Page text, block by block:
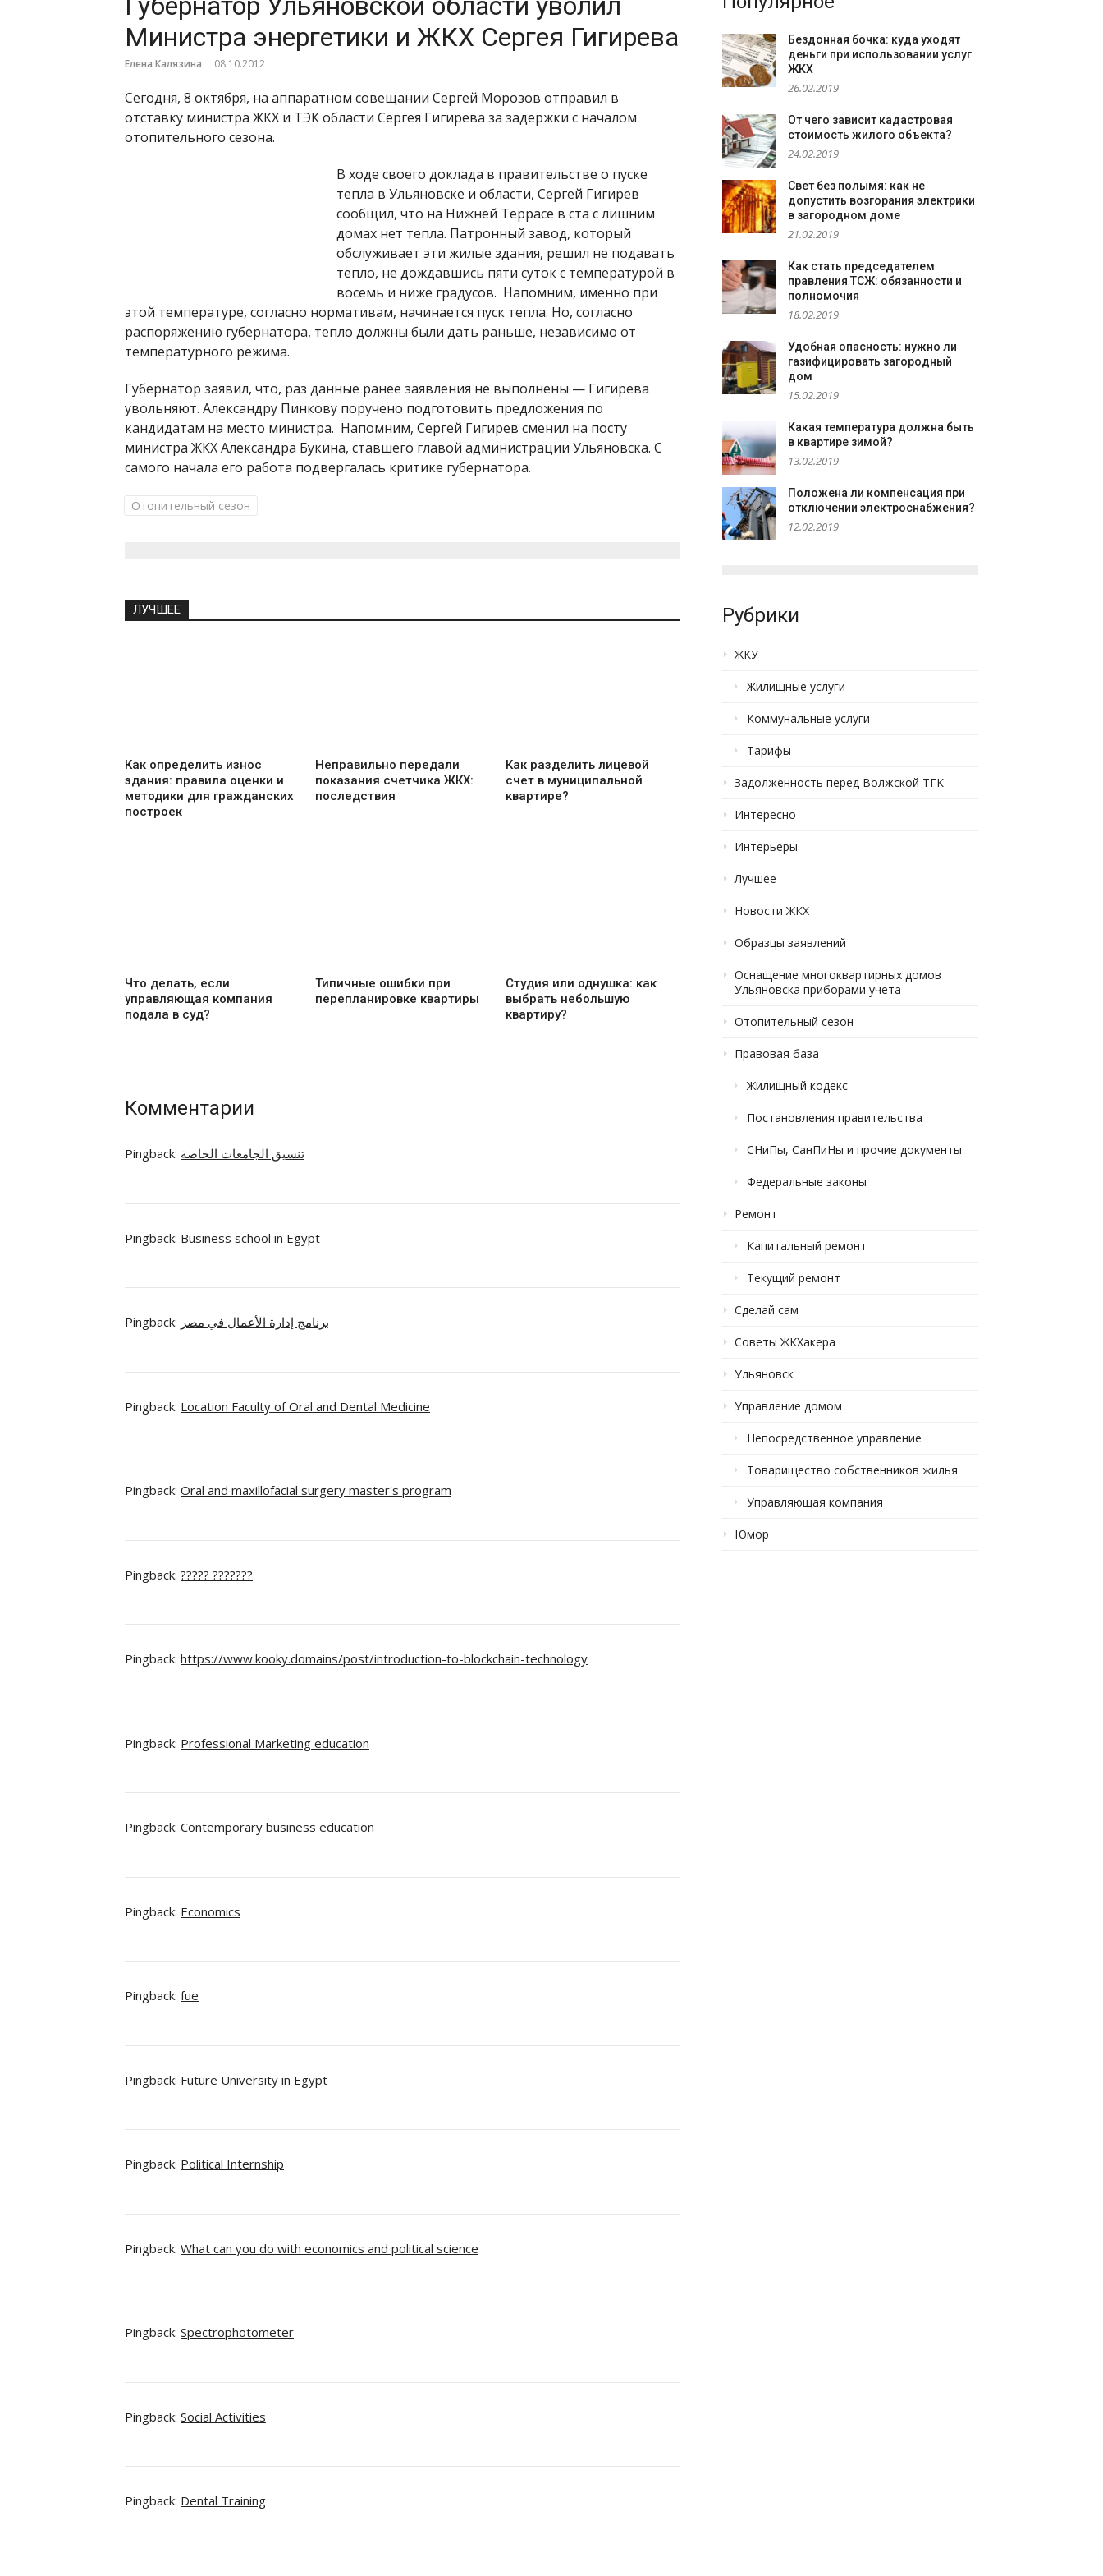
Министра энергетики и ЖКХ Сергея Гигирева
Елена Калязина 08.10.2012
Сегодня, 8 октября, на аппаратном совещании Сергей Морозов отправил в
отставку министра ЖКХ и ТЭК области Сергея Гигирева за задержки с началом
отопительного сезона.
В ходе своего доклада в правительстве о пуске
тепла в Ульяновске и области, Сергей Гигирев
сообщил, что на Нижней Террасе в ста с лишним
домах нет тепла. Патронный завод, который
обслуживает эти жилые здания, решил не подавать
тепло, не дождавшись пяти суток с температурой в
восемь и ниже градусов. Напомним, именно при
этой температуре, согласно нормативам, начинается пуск тепла. Но, согласно
распоряжению губернатора, тепло должны были дать раньше, независимо от
температурного режима.
Губернатор заявил, что, раз данные ранее заявления не выполнены — Гигирева
увольняют. Александру Пинкову поручено подготовить предложения по
кандидатам на место министра. Напомним, Сергей Гигирев сменил на посту
министра ЖКХ Александра Букина, ставшего главой администрации Ульяновска. С
самого начала его работа подвергалась критике губернатора.
Отопительный сезон
ЛУЧШЕЕ
Как определить износ
здания: правила оценки и
методики для гражданских
построек
Неправильно передали
показания счетчика ЖКХ:
последствия
Как разделить лицевой
счет в муниципальной
квартире?
Что делать, если
управляющая компания
подала в суд?
Типичные ошибки при
перепланировке квартиры
Студия или однушка: как
выбрать небольшую
квартиру?
Комментарии
Pingback: تنسيق الجامعات الخاصة
Pingback: Business school in Egypt
Pingback: برنامج إدارة الأعمال في مصر
Pingback: Location Faculty of Oral and Dental Medicine
Pingback: Oral and maxillofacial surgery master's program
Pingback: ????? ???????
Pingback: https://www.kooky.domains/post/introduction-to-blockchain-technology
Pingback: Professional Marketing education
Pingback: Contemporary business education
Pingback: Economics
Pingback: fue
Pingback: Future University in Egypt
Pingback: Political Internship
Pingback: What can you do with economics and political science
Pingback: Spectrophotometer
Pingback: Social Activities
Pingback: Dental Training
Бездонная бочка: куда уходят
деньги при использовании услуг
ЖКХ
26.02.2019
От чего зависит кадастровая
стоимость жилого объекта?
24.02.2019
Свет без полымя: как не
допустить возгорания электрики
в загородном доме
21.02.2019
Как стать председателем
правления ТСЖ: обязанности и
полномочия
18.02.2019
Удобная опасность: нужно ли
газифицировать загородный
дом
15.02.2019
Какая температура должна быть
в квартире зимой?
13.02.2019
Положена ли компенсация при
отключении электроснабжения?
12.02.2019
Рубрики
ЖКУ
Жилищные услуги
Коммунальные услуги
Тарифы
Задолженность перед Волжской ТГК
Интересно
Интерьеры
Лучшее
Новости ЖКХ
Образцы заявлений
Оснащение многоквартирных домов
Ульяновска приборами учета
Отопительный сезон
Правовая база
Жилищный кодекс
Постановления правительства
СНиПы, СанПиНы и прочие документы
Федеральные законы
Ремонт
Капитальный ремонт
Текущий ремонт
Сделай сам
Советы ЖКХакера
Ульяновск
Управление домом
Непосредственное управление
Товарищество собственников жилья
Управляющая компания
Юмор